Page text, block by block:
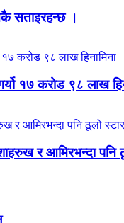
सताइरहन्छ ।
१७ करोड ९८ लाख
र आमिरभन्दा पनि